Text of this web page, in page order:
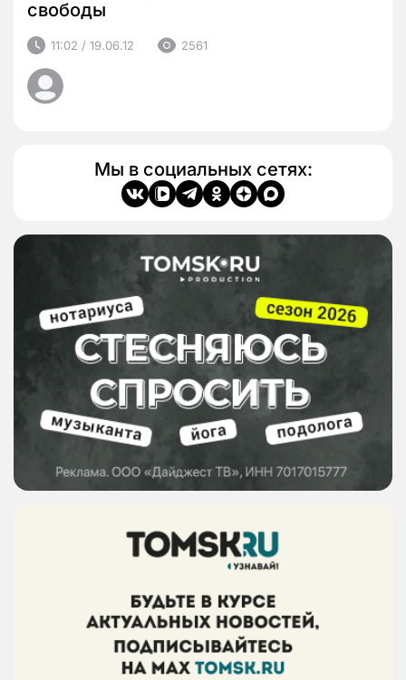
свободы
11:02 / 19.06.12 2561
Мы в социальных сетях: